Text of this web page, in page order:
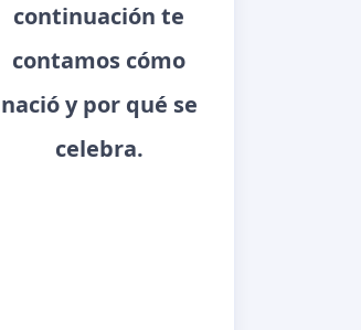
continuación te
contamos cómo
nació y por qué se
celebra.